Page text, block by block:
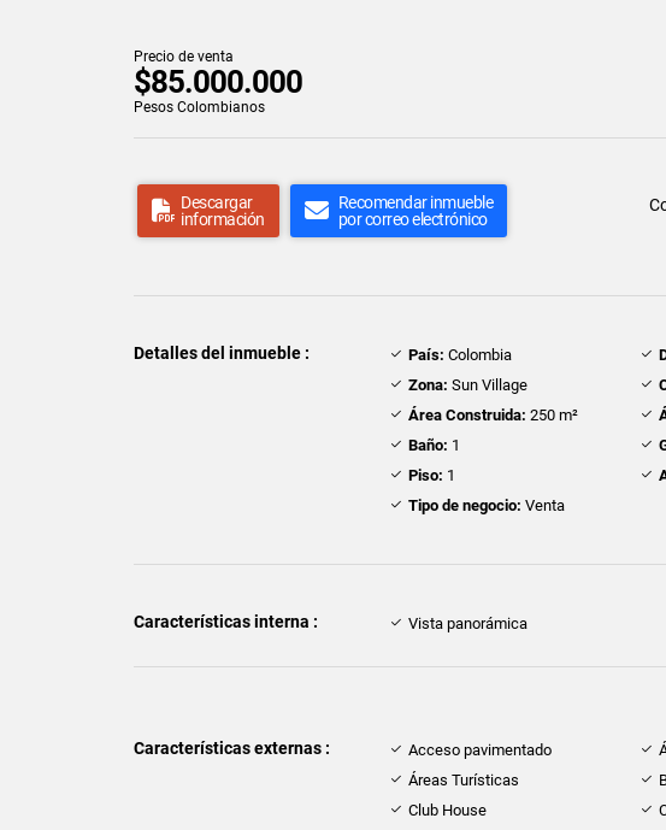
Precio de venta
$85.000.000
Pesos Colombianos
Descargar
información
Recomendar inmueble
por correo electrónico
Detalles del inmueble : País: Colombia
Zona: Sun Village
Área Construida: 250 m²
Baño: 1
Piso: 1
Tipo de negocio: Venta
Características interna : Vista panorámica
Características externas : Acceso pavimentado
Áreas Turísticas
Club House